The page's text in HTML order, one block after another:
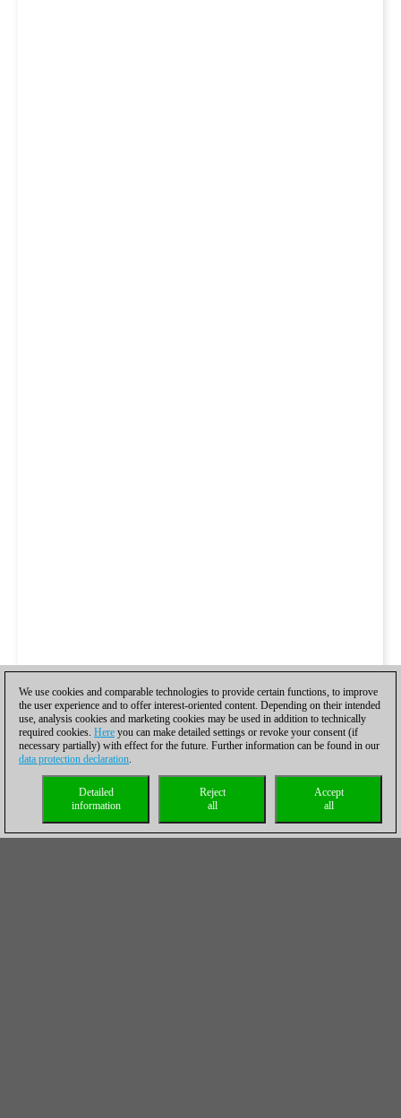
We use cookies and comparable technologies to provide certain functions, to improve
the user experience and to offer interest-oriented content. Depending on their intended
use, analysis cookies and marketing cookies may be used in addition to technically
required cookies. Here you can make detailed settings or revoke your consent (if
necessary partially) with effect for the future. Further information can be found in our
data protection declaration.
Accept
all
Reject
all
Detailed
information